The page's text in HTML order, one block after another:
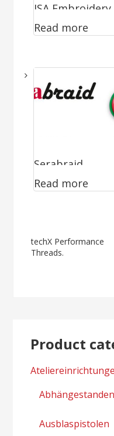
ISA Embroidery
Threads
Read more
Serabraid.
Polyester
Read more
Post
techX Performance
Threads.
Product
Abhängestanden
Ausblaspistolen